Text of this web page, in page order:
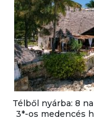
Télből nyárba: 8
3*-os medencés